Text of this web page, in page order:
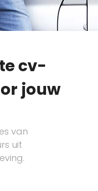
cv-
jouw
van
uit